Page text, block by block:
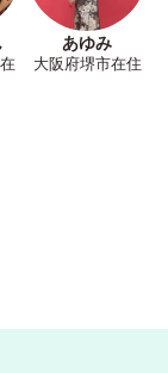
あゆみ
大阪府堺市在住